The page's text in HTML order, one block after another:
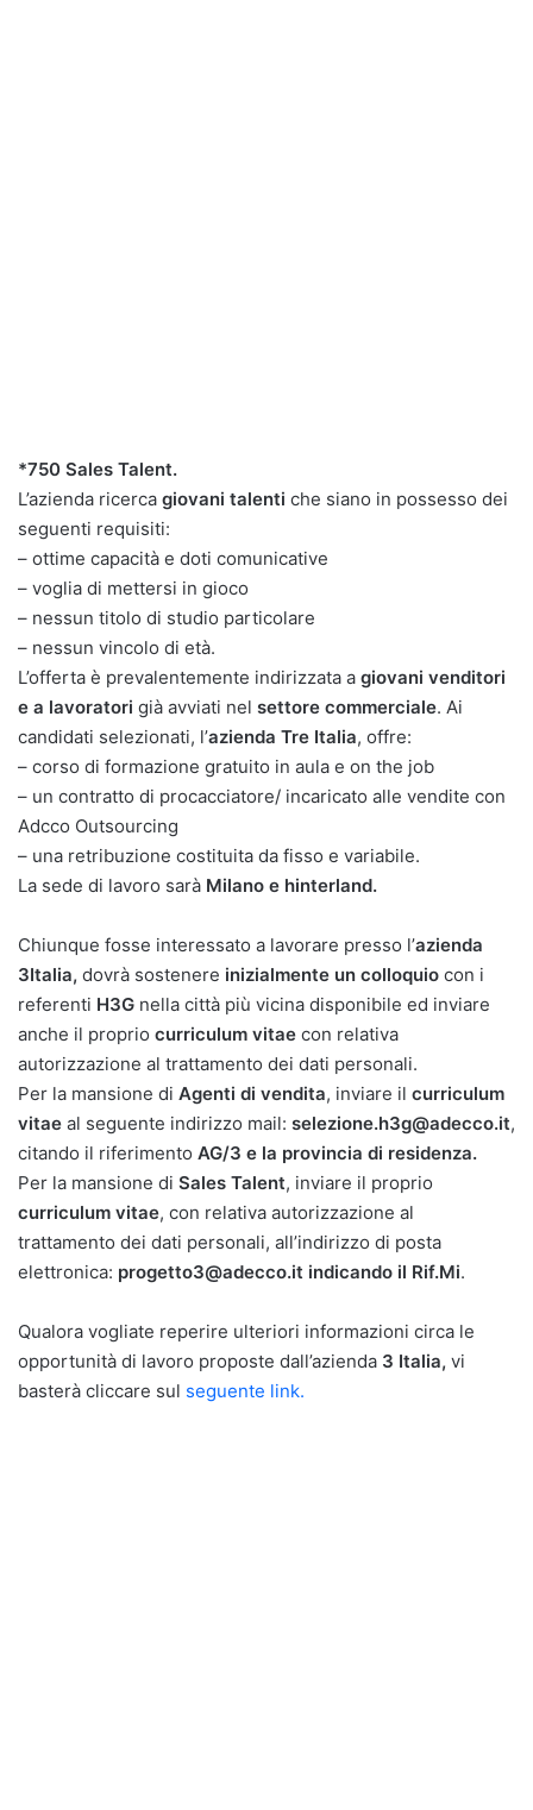
*750 Sales Talent.
L’azienda ricerca giovani talenti che siano in possesso dei
seguenti requisiti:
– ottime capacità e doti comunicative
– voglia di mettersi in gioco
– nessun titolo di studio particolare
– nessun vincolo di età.
L’offerta è prevalentemente indirizzata a giovani venditori
e a lavoratori già avviati nel settore commerciale. Ai
candidati selezionati, l’azienda Tre Italia, offre:
– corso di formazione gratuito in aula e on the job
– un contratto di procacciatore/ incaricato alle vendite con
Adcco Outsourcing
– una retribuzione costituita da fisso e variabile.
La sede di lavoro sarà Milano e hinterland.
Chiunque fosse interessato a lavorare presso l’azienda
3Italia, dovrà sostenere inizialmente un colloquio con i
referenti H3G nella città più vicina disponibile ed inviare
anche il proprio curriculum vitae con relativa
autorizzazione al trattamento dei dati personali.
Per la mansione di Agenti di vendita, inviare il curriculum
vitae al seguente indirizzo mail: selezione.h3g@adecco.it,
citando il riferimento AG/3 e la provincia di residenza.
Per la mansione di Sales Talent, inviare il proprio
curriculum vitae, con relativa autorizzazione al
trattamento dei dati personali, all’indirizzo di posta
elettronica: progetto3@adecco.it indicando il Rif.Mi.
Qualora vogliate reperire ulteriori informazioni circa le
opportunità di lavoro proposte dall’azienda 3 Italia, vi
basterà cliccare sul seguente link.